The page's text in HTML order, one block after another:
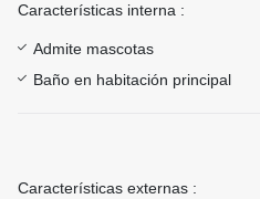
Características interna :
Admite mascotas
Baño en habitación principal
Características externas :